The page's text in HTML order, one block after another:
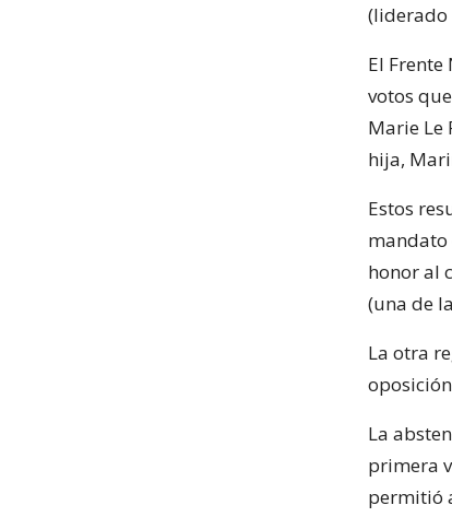
(liderado
El Frente
votos
Marie Le
hija,
Estos
mandato
honor al
(una de
La otra
La
primera
permitió